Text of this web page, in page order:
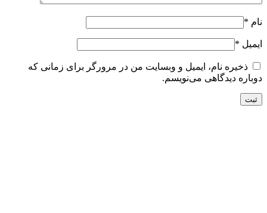
نام *
ایمیل *
ذخیره نام، ایمیل و وبسایت من در مرورگر برای زمانی که
دوباره دیدگاهی می‌نویسم.